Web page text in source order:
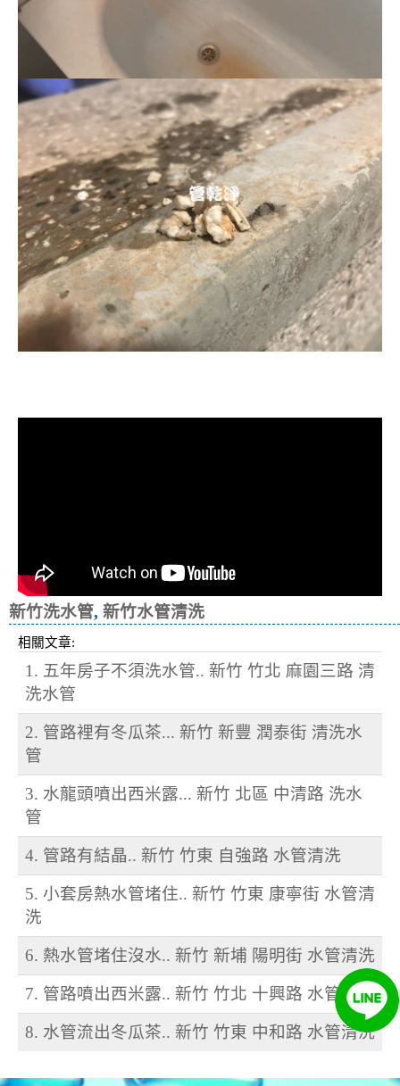
新竹洗水管, 新竹水管清洗
相關文章:
1. 五年房子不須洗水管.. 新竹 竹北 麻園三路 清
洗水管
2. 管路裡有冬瓜茶... 新竹 新豐 潤泰街 清洗水
管
3. 水龍頭噴出西米露... 新竹 北區 中清路 洗水
管
4. 管路有結晶.. 新竹 竹東 自強路 水管清洗
5. 小套房熱水管堵住.. 新竹 竹東 康寧街 水管清
洗
6. 熱水管堵住沒水.. 新竹 新埔 陽明街 水管清洗
7. 管路噴出西米露.. 新竹 竹北 十興路 水管清洗
8. 水管流出冬瓜茶.. 新竹 竹東 中和路 水管清洗